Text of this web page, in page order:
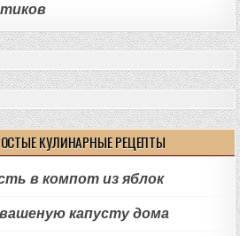
КУЛИНАРНЫЕ РЕЦЕПТЫ
в компот из яблок
капусту дома